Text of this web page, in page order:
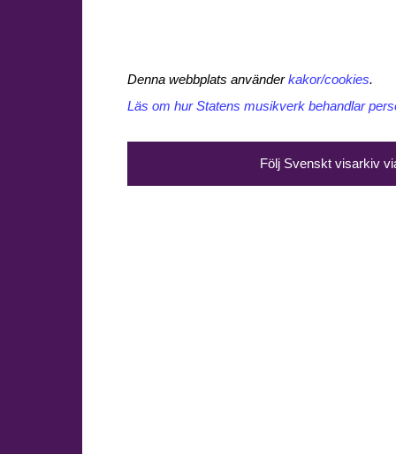
Denna webbplats använderkakor/cookies.
Läs om hur Statens musikverk behandlar
Följ Svenskt visarkiv